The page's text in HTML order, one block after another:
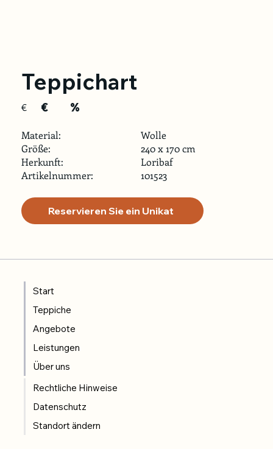
Teppichart
€ € %
Material:
Größe:
Herkunft:
Artikelnummer:
Reservieren Sie ein Unikat
Wolle
240 x 170 cm
Loribaf
101523
Start
Teppiche
Angebote
Leistungen
Über uns
Rechtliche Hinweise
Datenschutz
Standort ändern